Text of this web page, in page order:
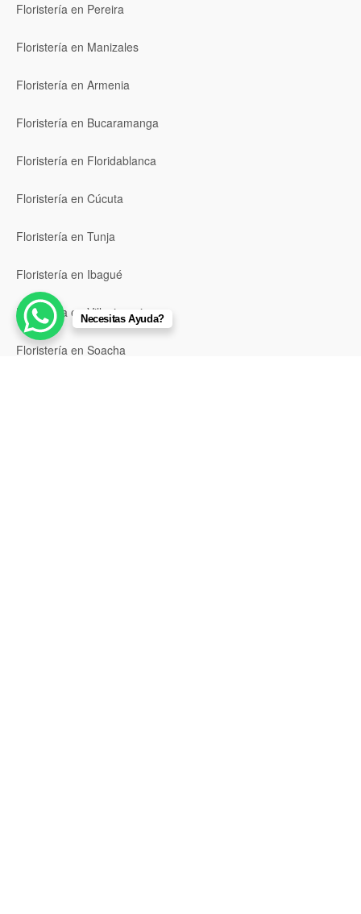
Floristería en Pereira
Floristería en Manizales
Floristería en Armenia
Floristería en Bucaramanga
Floristería en Floridablanca
Floristería en Cúcuta
Floristería en Tunja
Floristería en Ibagué
Floristería en Villavicencio
Floristería en Soacha
Necesitas Ayuda?